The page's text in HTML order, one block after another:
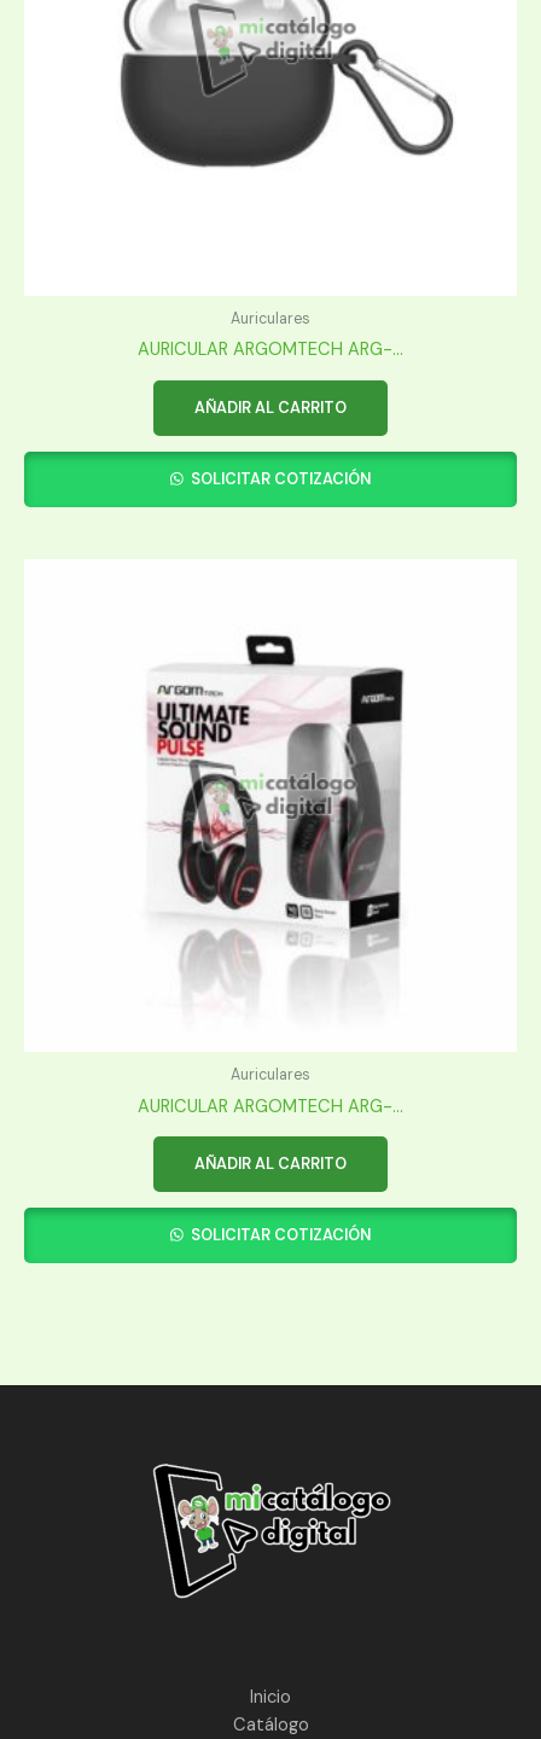
Auriculares
AURICULAR ARGOMTECH ARG-...
AÑADIR AL CARRITO
SOLICITAR COTIZACIÓN
Auriculares
AURICULAR ARGOMTECH ARG-...
AÑADIR AL CARRITO
SOLICITAR COTIZACIÓN
Inicio
Catálogo